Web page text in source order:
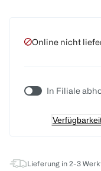
Online nicht
In Filiale
Lieferung in 2-3